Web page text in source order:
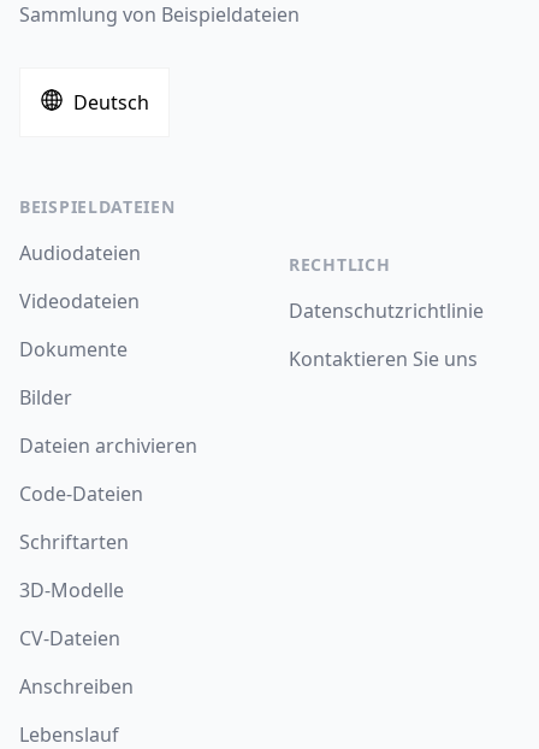
Sammlung von Beispieldateien
Deutsch
BEISPIELDATEIEN
Audiodateien
Videodateien
Dokumente
Bilder
Dateien archivieren
Code-Dateien
Schriftarten
3D-Modelle
CV-Dateien
Anschreiben
Lebenslauf
RECHTLICH
Datenschutzrichtlinie
Kontaktieren Sie uns